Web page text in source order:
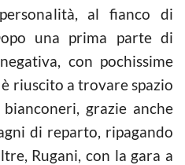
al fianco di
una prima parte di
con pochissime
riuscito a trovare spazio
grazie anche
di reparto, ripagando
Rugani, con la gara a